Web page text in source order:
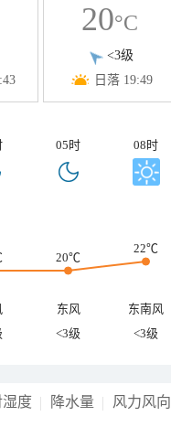
20°C
<3级
日落 19:49
05时 08时
20℃
22℃
东风
东南风
<3级 <3级
度 降水量 风力风向